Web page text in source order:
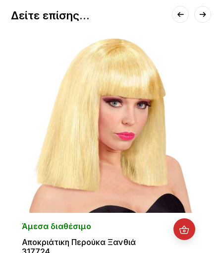
Δείτε επίσης...
Άμεσα διαθέσιμο
Αποκριάτικη Περούκα Ξανθιά